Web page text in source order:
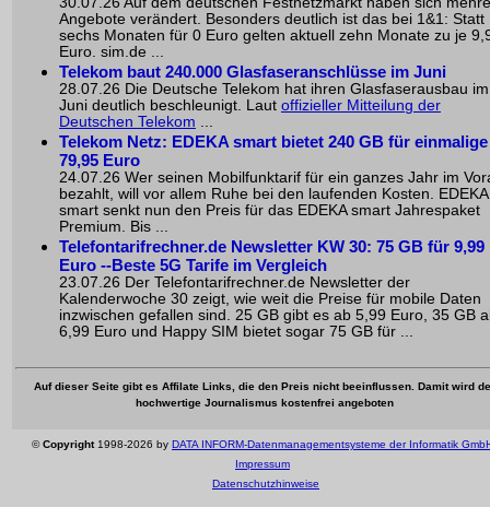
Angebote verändert. Besonders deutlich ist das bei 1&1: Statt
sechs Monaten für 0 Euro gelten aktuell zehn Monate zu je
Euro. sim.de ...
Telekom baut 240.000 Glasfaseranschlüsse im Juni
28.07.26 Die Deutsche Telekom hat ihren Glasfaserausbau im
Juni deutlich beschleunigt. Laut offizieller Mitteilung der
Deutschen Telekom
Telekom Netz: EDEKA smart bietet 240 GB für einmalige
79,95 Euro
24.07.26 Wer seinen Mobilfunktarif für ein ganzes Jahr im
bezahlt, will vor allem Ruhe bei den laufenden Kosten. EDEKA
smart senkt nun den Preis für das EDEKA smart Jahrespaket
Premium. Bis ...
Telefontarifrechner.de Newsletter KW 30: 75 GB für 9,99
Euro --Beste 5G Tarife im Vergleich
23.07.26 Der Telefontarifrechner.de Newsletter der
Kalenderwoche 30 zeigt, wie weit die Preise für mobile Daten
inzwischen gefallen sind. 25 GB gibt es ab 5,99 Euro, 35 GB
6,99 Euro und Happy SIM bietet sogar 75 GB für ...
Auf dieser Seite gibt es Affilate Links, die den Preis nicht beeinflussen. Damit wird
hochwertige Journalismus kostenfrei angeboten
©Copyright1998-2026 by DATA INFORM-Datenmanagementsysteme der Informatik
Impressum
Datenschutzhinweise